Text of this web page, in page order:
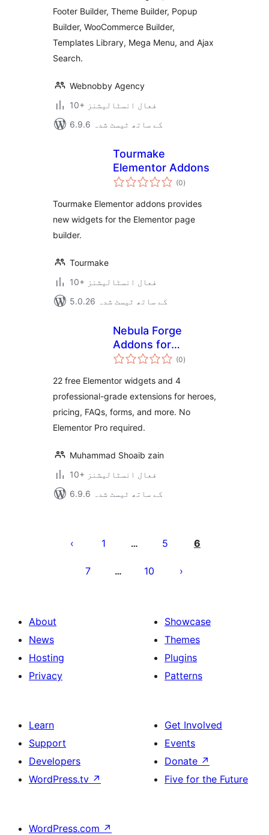
Footer Builder, Theme Builder, Popup
Builder, WooCommerce Builder,
Templates Library, Mega Menu, and Ajax
Search.
Webnobby Agency
10+ فعال انسٹالیشنز
6.9.6 کے ساتھ ٹیسٹ شدہ
Tourmake
Elementor Addons
(0مجموعی
درجہ
)
Tourmake Elementor addons provides
new widgets for the Elementor page
builder.
Tourmake
10+ فعال انسٹالیشنز
5.0.26 کے ساتھ ٹیسٹ شدہ
Nebula Forge
Addons for
Elementor
(0مجموعی
درجہ
)
22 free Elementor widgets and 4
professional-grade extensions for heroes,
pricing, FAQs, forms, and more. No
Elementor Pro required.
Muhammad Shoaib zain
10+ فعال انسٹالیشنز
6.9.6 کے ساتھ ٹیسٹ شدہ
pagination
1 … 5 6
7 … 10
About
News
Hosting
Privacy
Showcase
Themes
Plugins
Patterns
Learn
Support
Developers
WordPress.tv ↗
Get Involved
Events
Donate ↗
Five for the Future
WordPress.com ↗